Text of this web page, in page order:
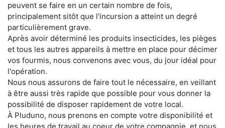
peuvent se faire en un certain nombre de fois,
principalement sitôt que l'incursion a atteint un degré
particulièrement grave.
Après avoir déterminé les produits insecticides, les pièges
et tous les autres appareils à mettre en place pour décimer
vos fourmis, nous convenons avec vous, du jour idéal pour
l'opération.
Nous nous assurons de faire tout le nécessaire, en veillant
à être aussi très rapide que possible pour vous donner la
possibilité de disposer rapidement de votre local.
À Pluduno, nous prenons en compte votre disponibilité et